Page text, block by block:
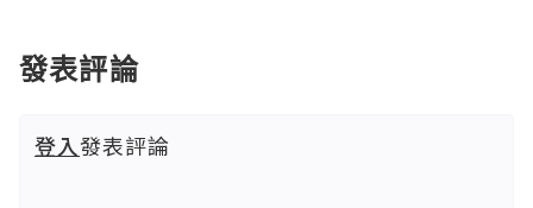
發表評論
登入發表評論